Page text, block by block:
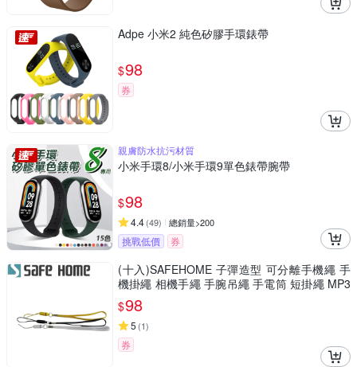
Adpe 小米2 純色矽膠手環錶帶
$98
券
親膚防水抗污材質
小米手環8/小米手環9單色錶帶腕帶
$98
4.4(49) 總銷量>200
挑戰低價 券
(十入)SAFEHOME 子彈造型 可分離手機繩 手
機掛繩 相機手繩 手腕吊繩 手電筒 短掛繩 MP3
MP4 移動電源 用掛繩 13公分長 CPA019
$98
5 (1)
券